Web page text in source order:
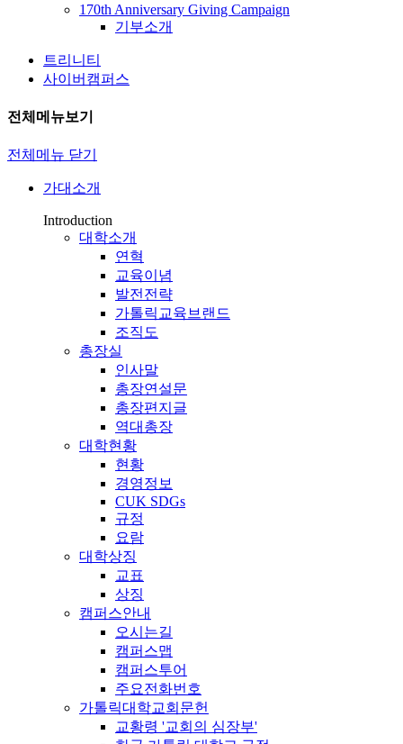
170th Anniversary Giving Campaign
기부소개
트리니티
사이버캠퍼스
전체메뉴보기
전체메뉴 닫기
가대소개
Introduction
대학소개
연혁
교육이념
발전전략
가톨릭교육브랜드
조직도
총장실
인사말
총장연설문
총장편지글
역대총장
대학현황
현황
경영정보
CUK SDGs
규정
요람
대학상징
교표
상징
캠퍼스안내
오시는길
캠퍼스맵
캠퍼스투어
주요전화번호
가톨릭대학교회문헌
교황령 '교회의 심장부'